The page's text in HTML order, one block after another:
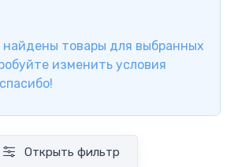
найдены товары для выбранных
изменить условия
Открыть фильтр